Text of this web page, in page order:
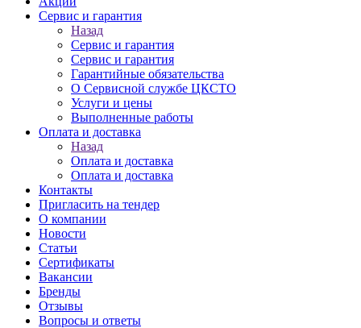
Сервис и гарантия
Назад
Сервис и гарантия
Сервис и гарантия
Гарантийные обязательства
О Сервисной службе ЦКСТО
Услуги и цены
Выполненные работы
Оплата и доставка
Назад
Оплата и доставка
Оплата и доставка
Контакты
Пригласить на тендер
О компании
Новости
Статьи
Сертификаты
Вакансии
Бренды
Отзывы
Вопросы и ответы